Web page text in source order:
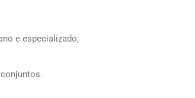
e especializado;